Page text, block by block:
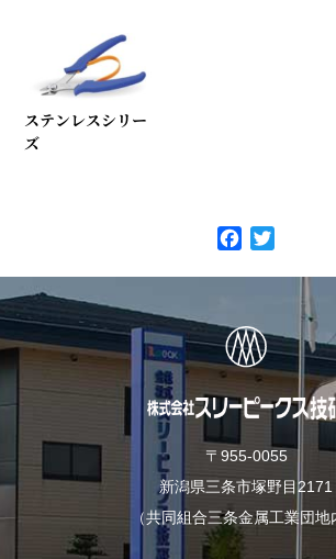
ステンレスシリー
ズ
b
o
k
t
e
〒955-0055
新潟県三条市塚野目2171
（共同組合三条金属工業団地